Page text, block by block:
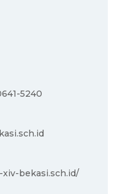
5240
bekasi.sch.id/